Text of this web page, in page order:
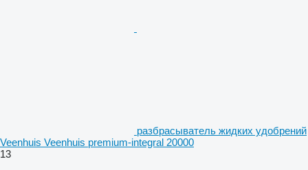
разбрасыватель жидких удобрений
Veenhuis Veenhuis premium-integral 20000
13